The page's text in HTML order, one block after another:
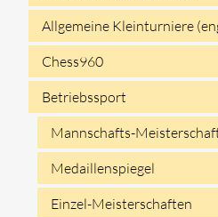
Allgemeine Kleinturniere
Chess960
Betriebssport
Mannschafts-
Medaillenspiegel
Einzel-Meisterschaften